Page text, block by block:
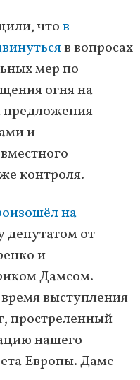
чтов
в вопросах
мер по
огня на
предложения
и
контроля.
на
от
и
Дамсом.
выступления
простреленный
нашего
Европы. Дамс